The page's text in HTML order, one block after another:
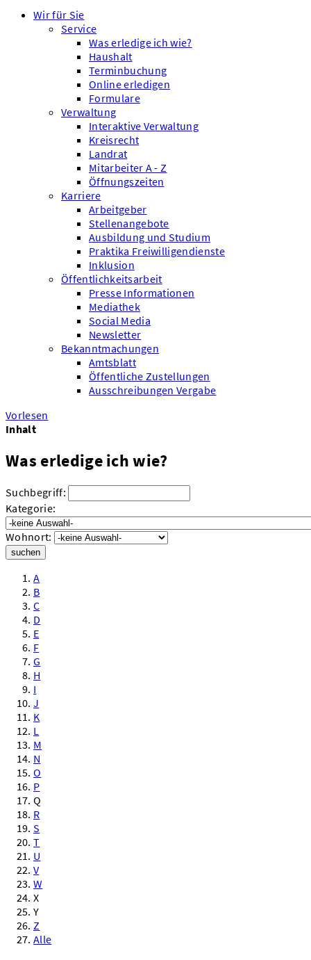
Wir für Sie
Service
Was erledige ich wie?
Haushalt
Terminbuchung
Online erledigen
Formulare
Verwaltung
Interaktive Verwaltung
Kreisrecht
Landrat
Mitarbeiter A - Z
Öffnungszeiten
Karriere
Arbeitgeber
Stellenangebote
Ausbildung und Studium
Praktika Freiwilligendienste
Inklusion
Öffentlichkeitsarbeit
Presse Informationen
Mediathek
Social Media
Newsletter
Bekanntmachungen
Amtsblatt
Öffentliche Zustellungen
Ausschreibungen Vergabe
Vorlesen
Inhalt
Was erledige ich wie?
Suchbegriff:
Kategorie:
Wohnort:
suchen
A
B
C
D
E
F
G
H
I
J
K
L
M
N
O
P
Q
R
S
T
U
V
W
X
Y
Z
Alle